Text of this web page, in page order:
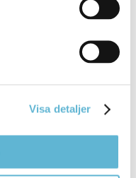
Visa detaljer